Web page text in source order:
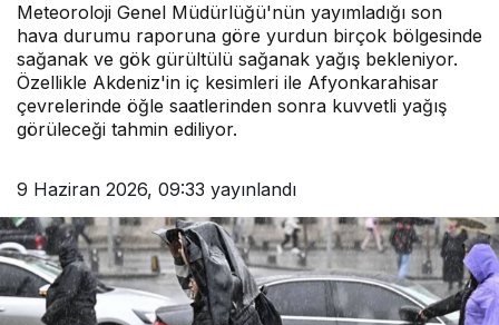
Meteoroloji Genel Müdürlüğü'nün yayımladığı son
hava durumu raporuna göre yurdun birçok bölgesinde
sağanak ve gök gürültülü sağanak yağış bekleniyor.
Özellikle Akdeniz'in iç kesimleri ile Afyonkarahisar
çevrelerinde öğle saatlerinden sonra kuvvetli yağış
görüleceği tahmin ediliyor.
9 Haziran 2026, 09:33 yayınlandı